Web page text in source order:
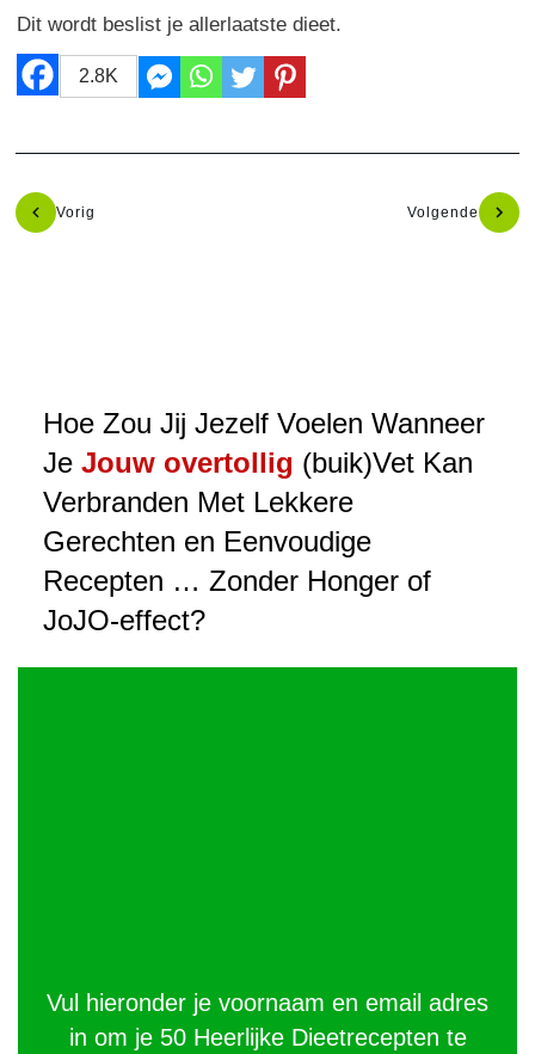
Dit wordt beslist je allerlaatste dieet.
2.8K
Vorig Volgende
Hoe Zou Jij Jezelf Voelen Wanneer
Je Jouw overtollig (buik)Vet Kan
Verbranden Met Lekkere
Gerechten en Eenvoudige
Recepten … Zonder Honger of
JoJO-effect?
Vul hieronder je voornaam en email adres
in om je 50 Heerlijke Dieetrecepten te